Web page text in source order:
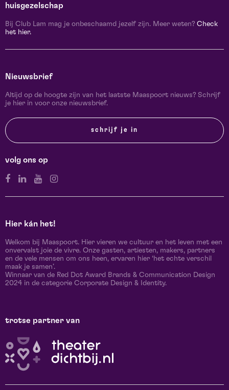
huisgezelschap
Bij Club Lam mag je onbeschaamd jezelf zijn. Meer weten? Check
het hier.
Nieuwsbrief
Altijd op de hoogte zijn van het laatste Maaspoort nieuws? Schrijf
je hier in voor onze nieuwsbrief.
schrijf je in
volg ons op
Hier kán het!
Welkom bij Maaspoort. Hier vieren we cultuur en het leven met een
onvervalst joie de vivre. Onze gasten, artiesten, makers, partners
en de vele mensen om ons heen, ervaren hier ‘het echte verschil
maak je samen’.
Winnaar van de Red Dot Award Brands & Communication Design
2024 in de categorie Corporate Design & Identity.
trotse partner van